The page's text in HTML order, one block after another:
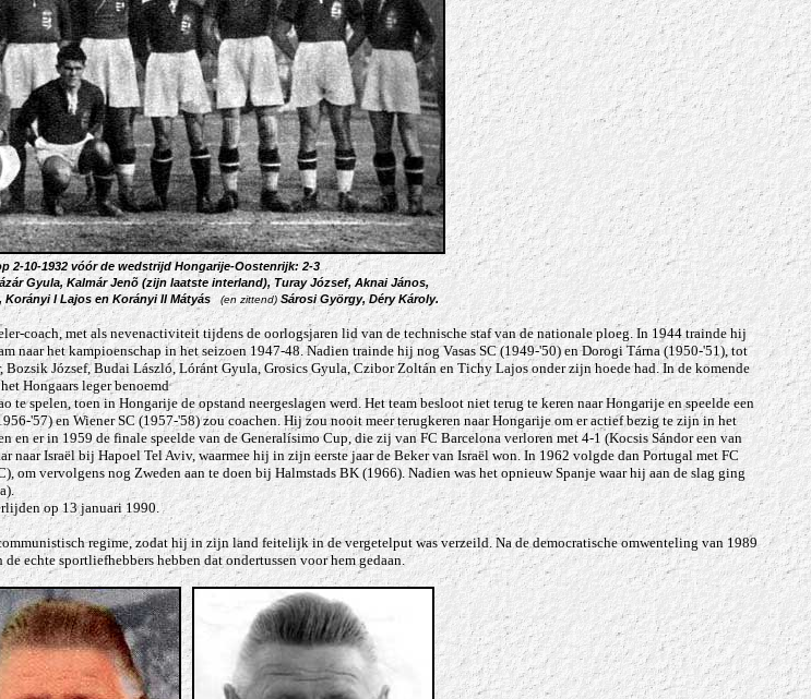
2-10-1932 vóór de wedstrijd Hongarije-Oostenrijk: 2-3
Gyula, Kalmár Jenõ (zijn laatste interland), Turay József, Aknai János,
I Lajos en Korányi II Mátyás
(en zittend) Sárosi György, Déry Károly.
coach, met als nevenactiviteit tijdens de oorlogsjaren lid van de technische staf van de nationale ploeg. In 1944 trainde hij
het kampioenschap in het seizoen 1947-48. Nadien trainde hij nog Vasas SC (1949-'50) en Dorogi Tárna (1950-'51), tot
József, Budai László, Lóránt Gyula, Grosics Gyula, Czibor Zoltán en Tichy Lajos onder zijn hoede had. In de komende
Hongaars leger benoemd
spelen, toen in Hongarije de opstand neergeslagen werd. Het team besloot niet terug te keren naar Hongarije en speelde een
'57) en Wiener SC (1957-'58) zou coachen. Hij zou nooit meer terugkeren naar Hongarije om er actief bezig te zijn in het
er in 1959 de finale speelde van de Generalísimo Cup, die zij van FC Barcelona verloren met 4-1 (Kocsis Sándor een van
Israël bij Hapoel Tel Aviv, waarmee hij in zijn eerste jaar de Beker van Israël won. In 1962 volgde dan Portugal met FC
om vervolgens nog Zweden aan te doen bij Halmstads BK (1966). Nadien was het opnieuw Spanje waar hij aan de slag ging
op 13 januari 1990.
regime, zodat hij in zijn land feitelijk in de vergetelput was verzeild. Na de democratische omwenteling van 1989
echte sportliefhebbers hebben dat ondertussen voor hem gedaan.